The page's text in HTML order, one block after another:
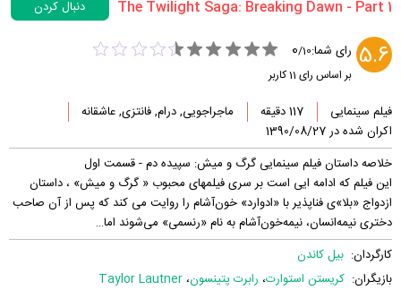
دنبال کردن
5.6 رای شما: 0/10
بر اساس رای 11کاربر
فیلم سینمایی 117 دقیقه
ماجراجویی, درام, فانتزی, عاشقانه
اکران شده در 1390/08/27
خلاصه داستان فیلم سینمایی گرگ و میش: سپیده دم - قسمت اول
این فیلم که ادامه ایی است بر سری فیلمهای محبوب « گرگ و میش» ، داستان
ازدواج «بلا»ی فناپذیر با «ادوارد» خون‌آشام را روایت می کند که پس از آن صاحب
دختری نیمه‌انسان، نیمه‌خون‌آشام به نام «رنسمی» می‌شوند اما…
کارگردان: بیل کاندن
بازیگران: کریستن استوارت، رابرت پتینسون، Taylor Lautner